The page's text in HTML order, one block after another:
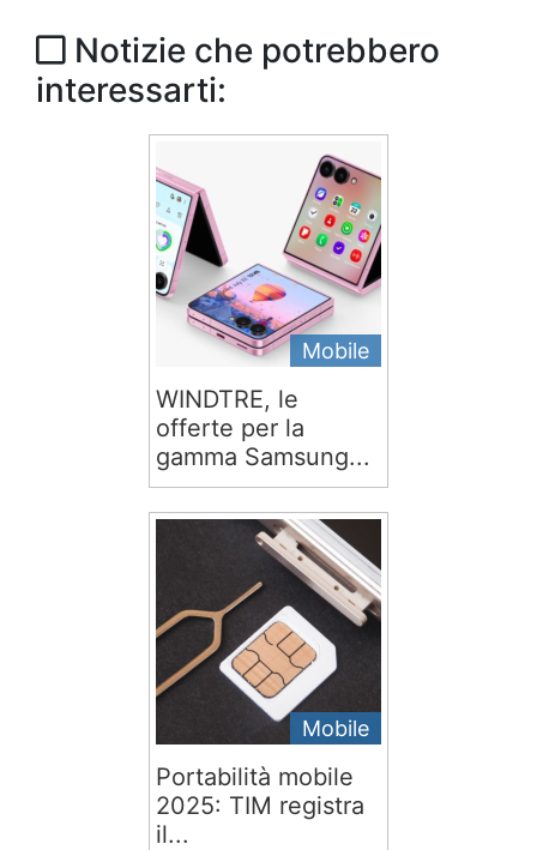
Notizie che potrebbero
interessarti:
Mobile
WINDTRE, le
offerte per la
gamma Samsung...
Mobile
Portabilità mobile
2025: TIM registra
il...